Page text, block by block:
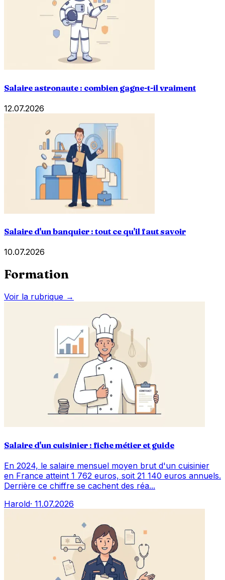
Salaire astronaute : combien gagne-t-il vraiment
12.07.2026
Salaire d'un banquier : tout ce qu'il faut savoir
10.07.2026
Formation
Voir la rubrique →
Salaire d'un cuisinier : fiche métier et guide
En 2024, le salaire mensuel moyen brut d'un cuisinier
en France atteint 1 762 euros, soit 21 140 euros annuels.
Derrière ce chiffre se cachent des réa...
Harold· 11.07.2026